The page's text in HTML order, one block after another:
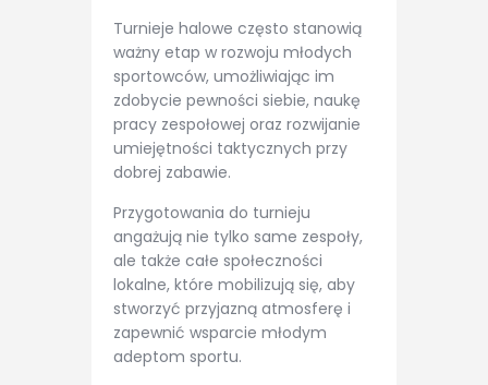
Turnieje halowe często stanowią
ważny etap w rozwoju młodych
sportowców, umożliwiając im
zdobycie pewności siebie, naukę
pracy zespołowej oraz rozwijanie
umiejętności taktycznych przy
dobrej zabawie.
Przygotowania do turnieju
angażują nie tylko same zespoły,
ale także całe społeczności
lokalne, które mobilizują się, aby
stworzyć przyjazną atmosferę i
zapewnić wsparcie młodym
adeptom sportu.